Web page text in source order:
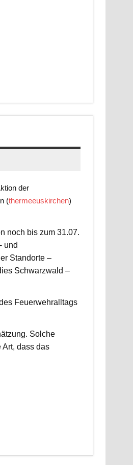
der
(thermeeuskirchen)
noch bis zum 31.07.
und
Standorte –
Schwarzwald –
Feuerwehralltags
Solche
dass das